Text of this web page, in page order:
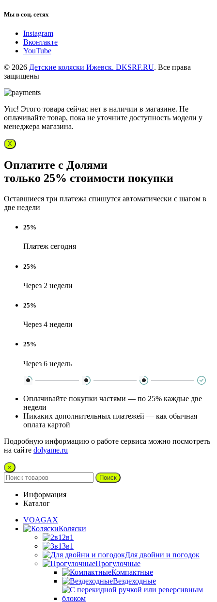
Мы в соц. сетях
Instagram
Вконтакте
YouTube
© 2026 Детские коляски Ижевск. DKSRF.RU. Все права
защищены
Упс! Этого товара сейчас нет в наличии в магазине. Не
оплачивайте товар, пока не уточните доступность модели у
менеджера магазина.
X
Оплатите с Долями
только 25% стоимости покупки
Оставшиеся три платежа спишутся автоматически с шагом в
две недели
25%
Платеж сегодня
25%
Через 2 недели
25%
Через 4 недели
25%
Через 6 недель
Оплачивайте покупки частями — по 25% каждые две
недели
Никаких дополнительных платежей — как обычная
оплата картой
Подробную информацию о работе сервиса можно посмотреть
на сайте dolyame.ru
×
Поиск
Информация
Каталог
VOAGAX
Коляски
2в1
3в1
Для двойни и погодок
Прогулочные
Компактные
Вездеходные